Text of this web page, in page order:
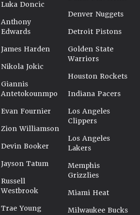
Luka Doncic
Anthony
Edwards
James Harden
Nikola Jokic
Giannis
Antetokounmpo
Evan Fournier
Zion Williamson
Devin Booker
Jayson Tatum
Russell
Westbrook
Trae Young
Denver Nuggets
Detroit Pistons
Golden State
Warriors
Houston Rockets
Indiana Pacers
Los Angeles
Clippers
Los Angeles
Lakers
Memphis
Grizzlies
Miami Heat
Milwaukee Bucks